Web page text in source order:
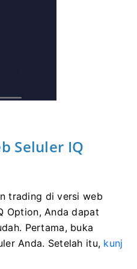
Seluler IQ
trading di versi web
Option, Anda dapat
​​Pertama, buka
Anda. Setelah itu, kunj